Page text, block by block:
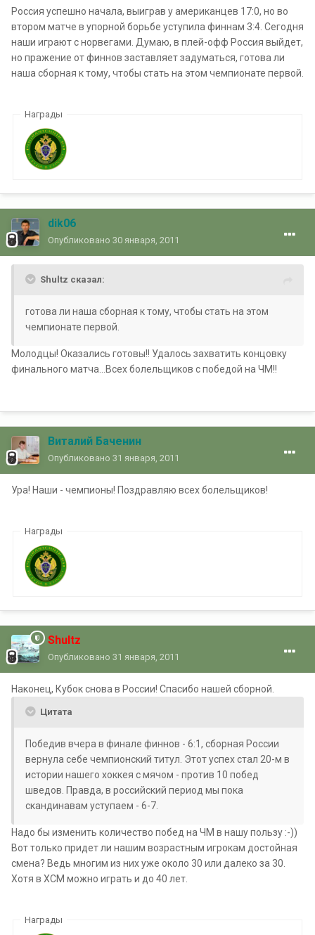
Россия успешно начала, выиграв у американцев 17:0, но во
втором матче в упорной борьбе уступила финнам 3:4. Сегодня
наши играют с норвегами. Думаю, в плей-офф Россия выйдет,
но пражение от финнов заставляет задуматься, готова ли
наша сборная к тому, чтобы стать на этом чемпионате первой.
Награды
dik06
Опубликовано 30 января, 2011
Shultz сказал:
готова ли наша сборная к тому, чтобы стать на этом
чемпионате первой.
Молодцы! Оказались готовы!! Удалось захватить концовку
финального матча...Всех болельщиков с победой на ЧМ!!
Виталий Баченин
Опубликовано 31 января, 2011
Ура! Наши - чемпионы! Поздравляю всех болельщиков!
Награды
Shultz
Опубликовано 31 января, 2011
Наконец, Кубок снова в России! Спасибо нашей сборной.
Цитата
Победив вчера в финале финнов - 6:1, сборная России
вернула себе чемпионский титул. Этот успех стал 20-м в
истории нашего хоккея с мячом - против 10 побед
шведов. Правда, в российский период мы пока
скандинавам уступаем - 6-7.
Надо бы изменить количество побед на ЧМ в нашу пользу :-))
Вот только придет ли нашим возрастным игрокам достойная
смена? Ведь многим из них уже около 30 или далеко за 30.
Хотя в ХСМ можно играть и до 40 лет.
Награды